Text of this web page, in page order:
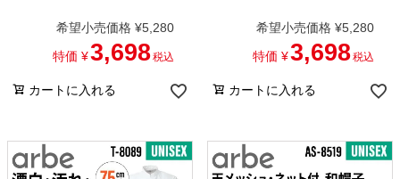
希望小売価格 ¥5,280
特価 ¥3,698税込
カートに入れる
希望小売価格 ¥5,280
特価 ¥3,698税込
カートに入れる